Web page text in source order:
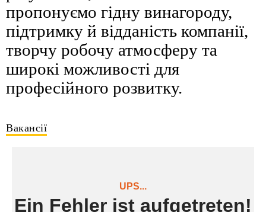
пропонуємо гідну винагороду,
підтримку й відданість компанії,
творчу робочу атмосферу та
широкі можливості для
професійного розвитку.
Вакансії